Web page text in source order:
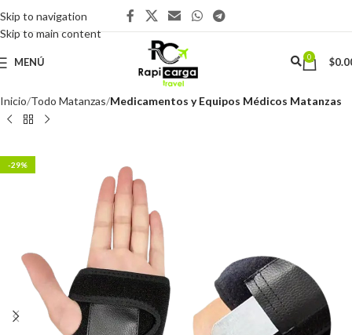
Skip to navigation
Skip to main content
MENÚ 0 $
Inicio Todo Matanzas Medicamentos y Equipos Médicos Matanzas
-29%